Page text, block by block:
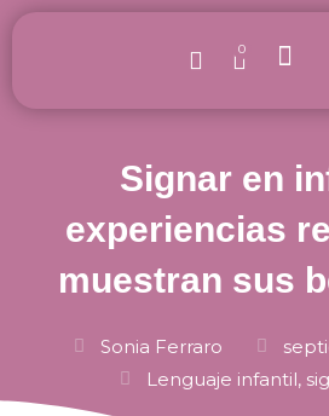
0
Carrito
Signar en
experiencias
muestran sus
Sonia Ferraro
Lenguaje infantil,